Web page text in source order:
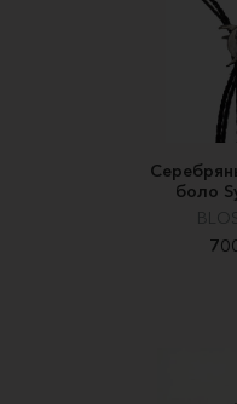
боло